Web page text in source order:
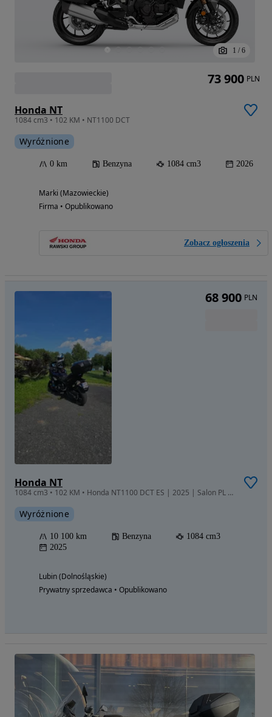
1 / 6
Honda NT
1084 cm3 • 102 KM • NT1100 DCT
Wyróżnione
0 km Benzyna 1084 cm3 2026
Marki (Mazowieckie)
Firma • Opublikowano
Zobacz ogłoszenia
73 900 PLN
Honda NT
1084 cm3 • 102 KM • Honda NT1100 DCT ES | 2025 | Salon PL | 1 Właściciel | Full Opcja Prem
Wyróżnione
10 100 km Benzyna
1084 cm3
2025
Lubin (Dolnośląskie)
Prywatny sprzedawca • Opublikowano
68 900 PLN